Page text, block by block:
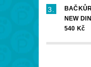
NEW
540 Kč